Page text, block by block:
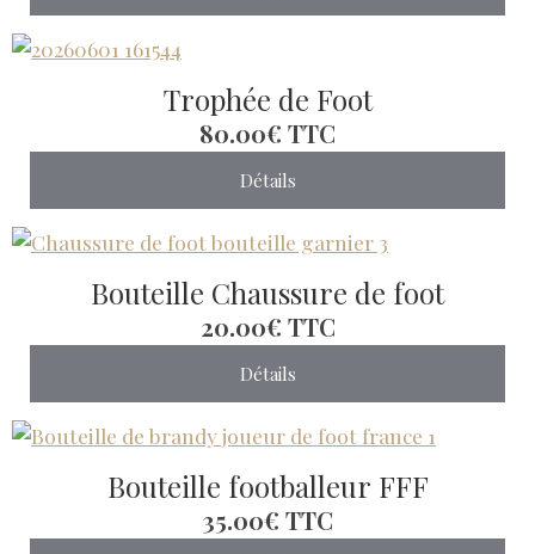
Trophée de Foot
80.00€ TTC
Détails
Bouteille Chaussure de foot
20.00€ TTC
Détails
Bouteille footballeur FFF
35.00€ TTC